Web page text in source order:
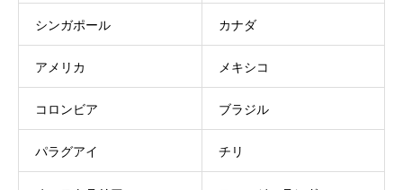
シンガポール カナダ
アメリカ メキシコ
コロンビア ブラジル
パラグアイ チリ